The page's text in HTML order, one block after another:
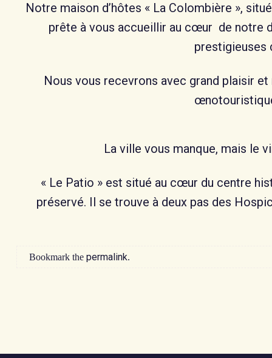
Notre maison d’hôtes « La Colombière »,
prête à vous accueillir au cœur de notre
prestigieuses
Nous vous recevrons avec grand plaisir
La ville vous manque, mais le
« Le Patio » est situé au cœur du centre
préservé. Il se trouve à deux pas des
Bookmark the permalink.